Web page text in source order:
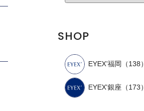
SHOP
EYEX’福岡 （138）
EYEX'銀座 （173）